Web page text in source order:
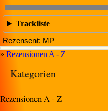
Trackliste
Rezensent: MP
» Rezensionen A - Z
Kategorien
Rezensionen A - Z